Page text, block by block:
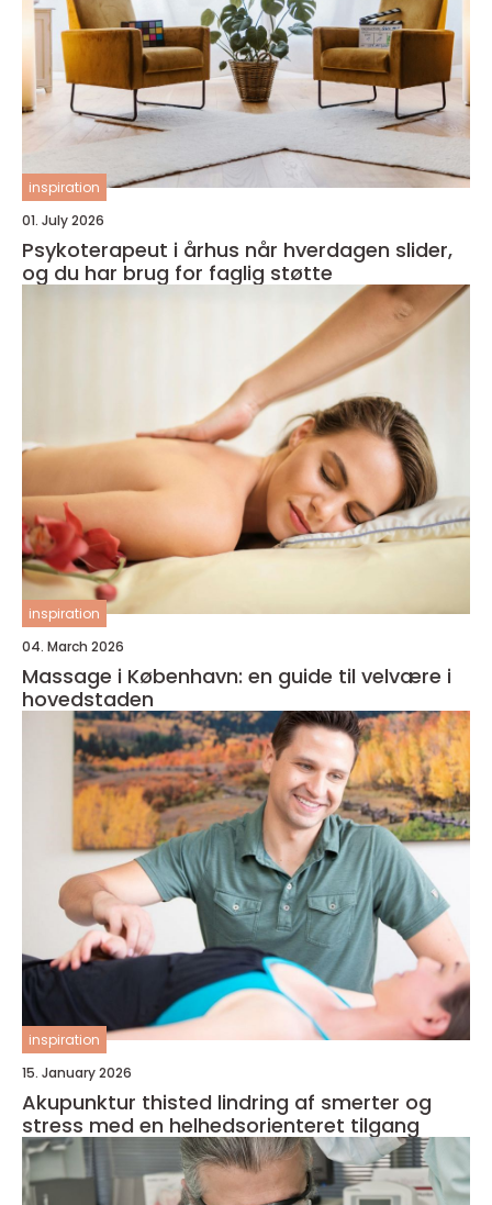
inspiration
01. July 2026
Psykoterapeut i århus når hverdagen slider,
og du har brug for faglig støtte
inspiration
04. March 2026
Massage i København: en guide til velvære i
hovedstaden
inspiration
15. January 2026
Akupunktur thisted lindring af smerter og
stress med en helhedsorienteret tilgang